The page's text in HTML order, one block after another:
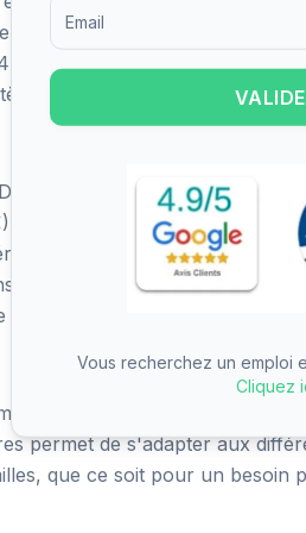
nutrition (3.2/4 - excellent),
- excellent). Les points forts de
les mieux notés.
des Prés est de 68.79€/jour
soit environ 2098€ par mois
à la moyenne nationale, ce
le Loiret. L'APA (Allocation
du tarif dépendance.
permanent, l'hébergement
permet de s'adapter aux
que ce soit pour un besoin
Vous recherchez un emploi
Cliquez